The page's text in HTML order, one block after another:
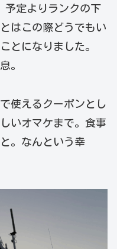
予定よりランクの下
はこの際どうでもい
とになりました。
。
使えるクーポンとし
いオマケまで。食事
。なんという幸